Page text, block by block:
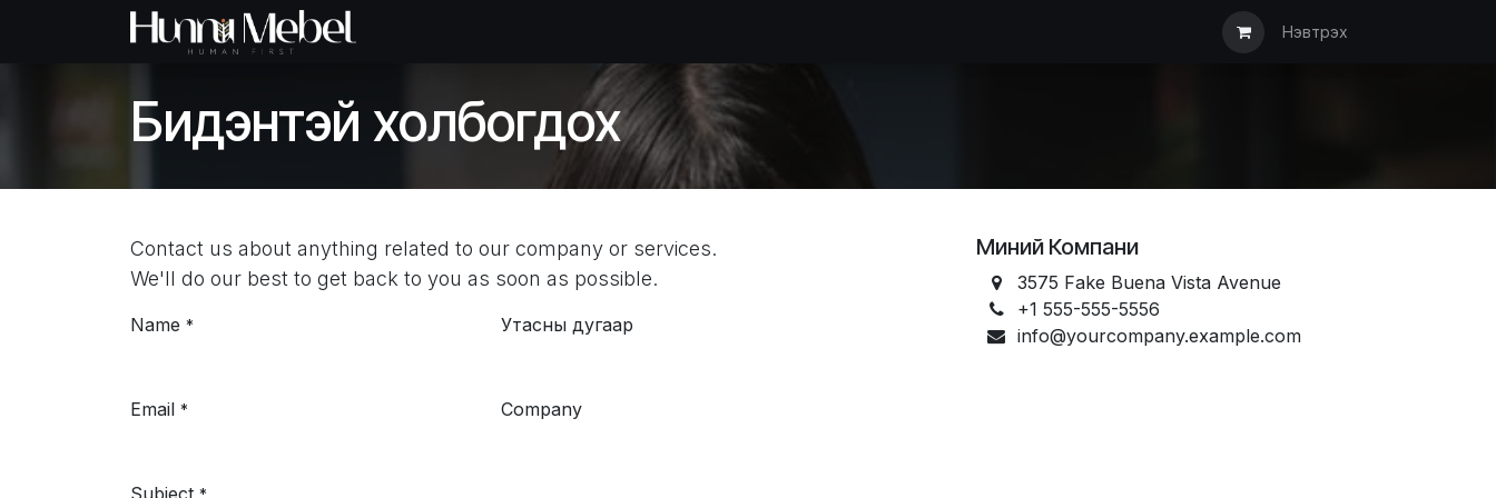
Түгээмэл асуулт Мэдээлэл
Нэвтрэх
Бидэнтэй холбогдох
Contact us about anything related to our company or services.
We'll do our best to get back to you as soon as possible.
Name * Утасны дугаар
Email * Company
Subject
Миний Компани
3575 Fake Buena Vista Avenue
+1 555-555-5556
info@yourcompany.example.com